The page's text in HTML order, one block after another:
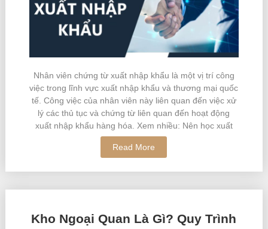
Nhân viên chứng từ xuất nhập khẩu là một vị trí công
việc trong lĩnh vực xuất nhập khẩu và thương mại quốc
tế. Công việc của nhân viên này liên quan đến việc xử
lý các thủ tục và chứng từ liên quan đến hoạt động
xuất nhập khẩu hàng hóa. Xem nhiều: Nên học xuất
Read More
Kho Ngoại Quan Là Gì? Quy Trình